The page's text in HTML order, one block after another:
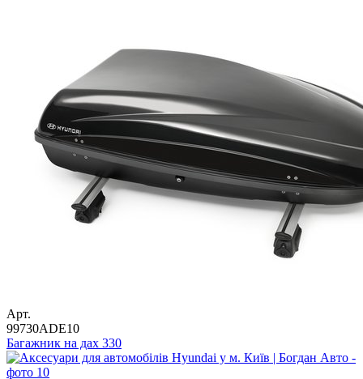
Арт.
99730ADE10
Багажник на дах 330